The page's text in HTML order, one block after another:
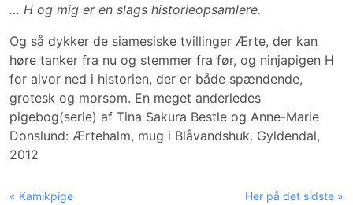
… H og mig er en slags historieopsamlere.
Og så dykker de siamesiske tvillinger Ærte, der kan
høre tanker fra nu og stemmer fra før, og ninjapigen H
for alvor ned i historien, der er både spændende,
grotesk og morsom. En meget anderledes
pigebog(serie) af Tina Sakura Bestle og Anne-Marie
Donslund: Ærtehalm, mug i Blåvandshuk. Gyldendal,
2012
« Kamikpige Her på det sidste »